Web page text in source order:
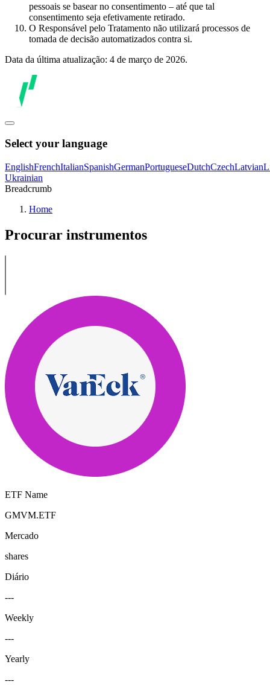
pessoais se basear no consentimento – até que tal
consentimento seja efetivamente retirado.
O Responsável pelo Tratamento não utilizará processos de
tomada de decisão automatizados contra si.
Data da última atualização: 4 de março de 2026.
Select your language
EnglishFrenchItalianSpanishGermanPortugueseDutchCzechLatvian
Ukrainian
Breadcrumb
Home
Procurar instrumentos
ETF Name
GMVM.ETF
Mercado
shares
Diário
---
Weekly
---
Yearly
---